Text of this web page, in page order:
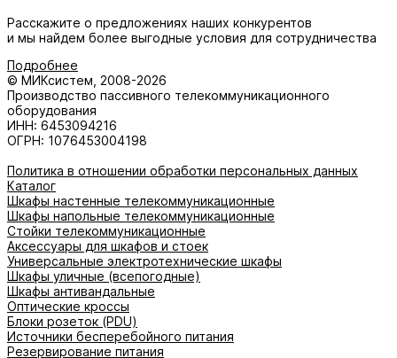
Расскажите о предложениях наших конкурентов
и мы найдем более выгодные условия для сотрудничества
Подробнее
© МИКсистем, 2008-2026
Производство пассивного телекоммуникационного
оборудования
ИНН: 6453094216
ОГРН: 1076453004198
Политика в отношении обработки персональных данных
Каталог
Шкафы настенные телекоммуникационные
Шкафы напольные телекоммуникационные
Стойки телекоммуникационные
Аксессуары для шкафов и стоек
Универсальные электротехнические шкафы
Шкафы уличные (всепогодные)
Шкафы антивандальные
Оптические кроссы
Блоки розеток (PDU)
Источники бесперебойного питания
Резервирование питания